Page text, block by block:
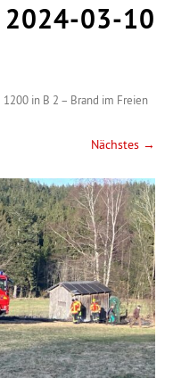
2024-03-10
1200 in B 2 – Brand im Freien
Nächstes →